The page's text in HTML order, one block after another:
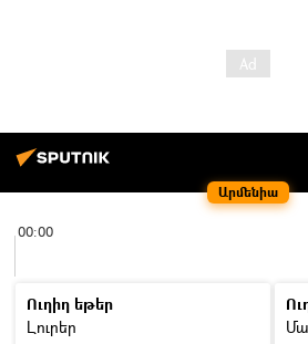
Արմենիա
00:00
Ուղիղ եթեր
Լուրեր